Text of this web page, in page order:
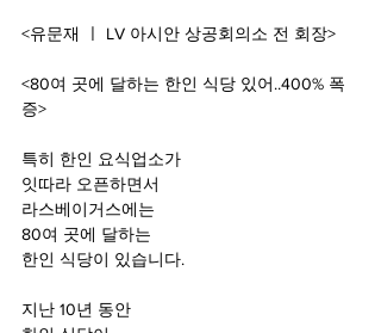
<유문재 ㅣ LV 아시안 상공회의소 전 회장>
<80여 곳에 달하는 한인 식당 있어..400% 폭
증>
특히 한인 요식업소가
잇따라 오픈하면서
라스베이거스에는
80여 곳에 달하는
한인 식당이 있습니다.
지난 10년 동안